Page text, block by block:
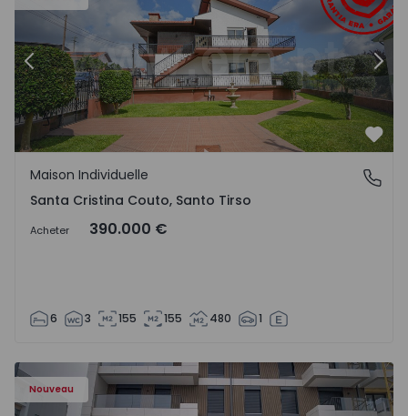
Précédent
Santa Cristina Couto, Santo Tirso
Maison Individuelle
Santa Cristina Couto, Santo Tirso
Acheter 390.000 €
6 3 155 155 480 1
Nouveau